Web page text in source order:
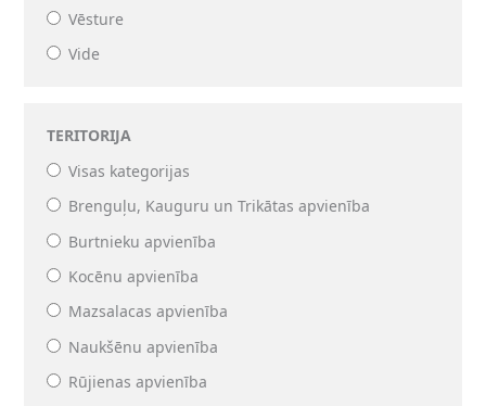
Vēsture
Vide
TERITORIJA
Visas kategorijas
Brenguļu, Kauguru un Trikātas apvienība
Burtnieku apvienība
Kocēnu apvienība
Mazsalacas apvienība
Naukšēnu apvienība
Rūjienas apvienība